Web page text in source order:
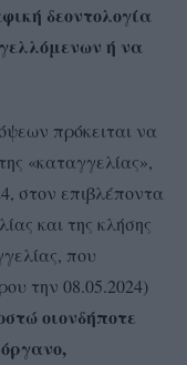
δεοντολογία
ή να
πρόκειται να
«καταγγελίας»,
στον επιβλέποντα
και της κλήσης
που
την 08.05.2024)
οιονδήποτε